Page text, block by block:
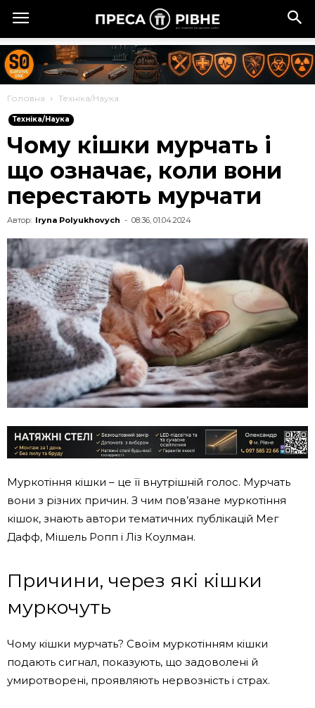
Головна Техніка/Наука
Техніка/Наука
Чому кішки мурчать і
що означає, коли вони
перестають мурчати
Автор: Iryna Polyukhovych - 08:36, 01.04.2024
Муркотіння кішки – це її внутрішній голос. Мурчать
вони з різних причин. З чим пов’язане муркотіння
кішок, знають автори тематичних публікацій Мег
Дафф, Мішель Ропп і Ліз Коулман.
Причини, через які кішки
муркочуть
Чому кішки мурчать? Своїм муркотінням кішки
подають сигнал, показують, що задоволені й
умиротворені, проявляють нервозність і страх.